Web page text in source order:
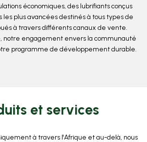
économiques, des lubrifiants conçus
les plus avancées destinés à tous types de
à travers différents canaux de vente.
notre engagement envers la communauté
programme de développement durable.
et services
à travers l'Afrique et au-delà, nous